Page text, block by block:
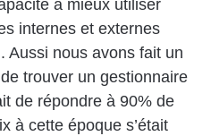
à mieux utiliser
internes et externes
Aussi nous avons fait un
trouver un gestionnaire
de répondre à 90% de
à cette époque s’était